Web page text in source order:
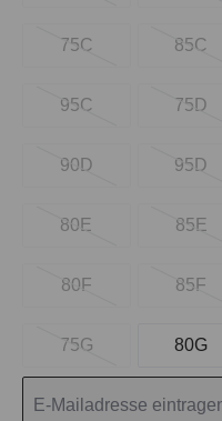
75C 85C
95C 75D
90D 95D
80E 85E
80F 85F
75G 80G